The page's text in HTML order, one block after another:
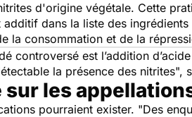
d'origine végétale. Cette
additif dans la liste des
la consommation et de la
controversé est l’addition
la présence des nitrites",
sur les
pourraient exister. "Des